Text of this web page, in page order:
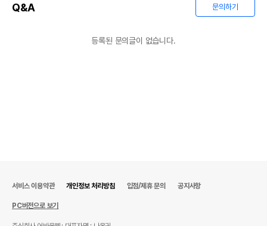
Q&A 문의하기
등록된 문의글이 없습니다.
서비스 이용약관 개인정보 처리방침 입점/제휴 문의 공지사항
PC버전으로 보기